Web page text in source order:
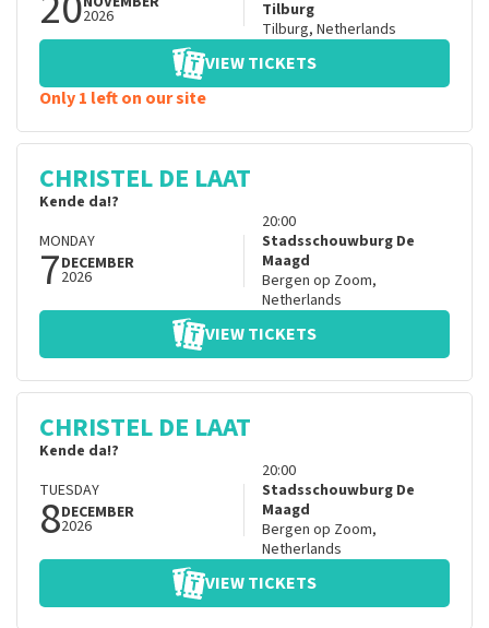
2026
Tilburg
Tilburg, Netherlands
VIEW TICKETS
Only 1 left on our site
CHRISTEL DE LAAT
Kende da!?
MONDAY
7DECEMBER
2026
20:00
Stadsschouwburg De
Maagd
Bergen op Zoom,
Netherlands
VIEW TICKETS
CHRISTEL DE LAAT
Kende da!?
TUESDAY
8DECEMBER
2026
20:00
Stadsschouwburg De
Maagd
Bergen op Zoom,
Netherlands
VIEW TICKETS